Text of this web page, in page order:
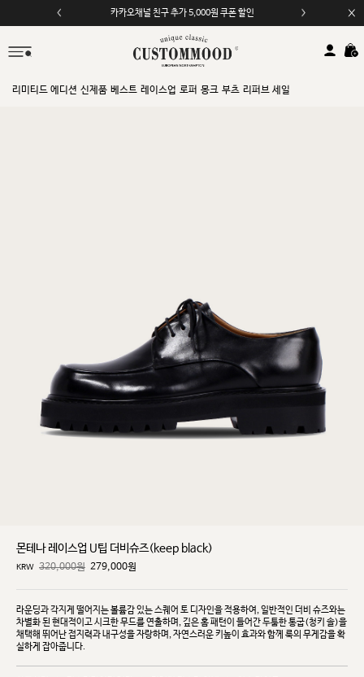
카카오채널 친구 추가 5,000원 쿠폰 할인
모바일 앱 자동 2,000원 할인
리미티드 에디션 신제품 베스트 레이스업 로퍼 몽크 부츠 리퍼브 세일
몬테나 레이스업 U팁 더비슈즈(keep black)
KRW 320,000원 279,000원
라운딩과 각지게 떨어지는 볼륨감 있는 스퀘어 토 디자인을 적용하여, 일반적인 더비 슈즈와는
차별화된 현대적이고 시크한 무드를 연출하며, 깊은 홈 패턴이 들어간 두툼한 통굽(청키 솔)을
채택해 뛰어난접지력과 내구성을 자랑하며, 자연스러운 키높이 효과와 함께 룩의 무게감을 확
실하게 잡아줍니다.